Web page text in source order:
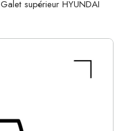
Galet supérieur HYUNDAI